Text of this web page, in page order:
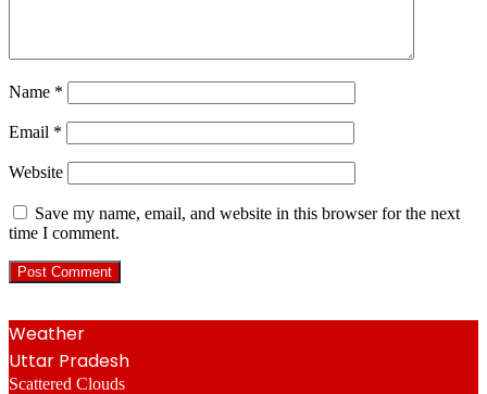
Name *
Email *
Website
Save my name, email, and website in this browser for the next
time I comment.
Weather
Uttar Pradesh
Scattered Clouds